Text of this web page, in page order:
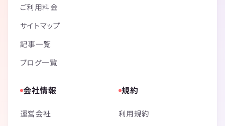
ご利用料金
サイトマップ
記事一覧
ブログ一覧
会社情報
運営会社
規約
利用規約